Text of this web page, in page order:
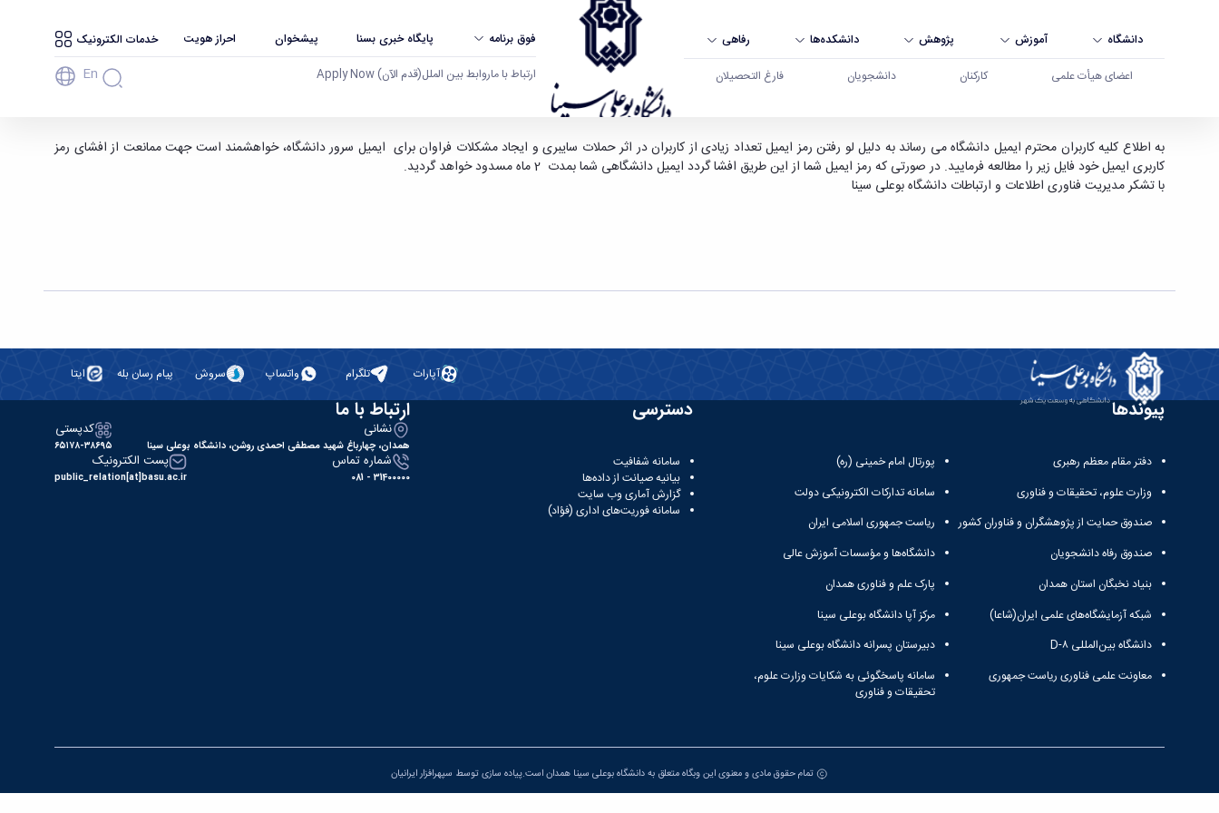
دانشگاه آموزش پژوهش دانشکده‌ها رفاهی
اعضای هیأت علمی کارکنان دانشجویان فارغ التحصیلان
فوق برنامه پایگاه خبری بسنا پیشخوان احراز هویت خدمات الکترونیک
ارتباط با ماروابط بین الملل(قدم الآن) Apply Now En
اطلاعیه مدیریت فناوری اطلاعات و ارتباطات دانشگاه - دانشگاه بوعلی سینا همدان
به اطلاع کلیه کاربران محترم ایمیل دانشگاه می رساند به دلیل لو رفتن رمز ایمیل تعداد زیادی از کاربران در اثر حملات سایبری و ایجاد مشکلات فراوان برای ایمیل سرور دانشگاه، خواهشمند است جهت ممانعت از افشای رمز
کاربری ایمیل خود فایل زیر را مطالعه فرمایید. در صورتی که رمز ایمیل شما از این طریق افشا گردد ایمیل دانشگاهی شما بمدت 2 ماه مسدود خواهد گردید.
با تشکر مدیریت فناوری اطلاعات و ارتباطات دانشگاه بوعلی سینا
آپارات تلگرام واتساپ سروش پیام رسان بله ایتا
پیوندها
دفتر مقام معظم رهبری
وزارت علوم، تحقیقات و فناوری
صندوق حمایت از پژوهشگران و فناوران کشور
صندوق رفاه دانشجویان
بنیاد نخبگان استان همدان
شبکه آزمایشگاه‌های علمی ایران(شاعا)
دانشگاه بین‌المللی D-۸
معاونت علمی فناوری ریاست جمهوری
پورتال امام خمینی (ره)
سامانه تدارکات الکترونیکی دولت
ریاست جمهوری اسلامی ایران
دانشگاه‌ها و مؤسسات آموزش عالی
پارک علم و فناوری همدان
مرکز آپا دانشگاه بوعلی سینا
دبیرستان پسرانه دانشگاه بوعلی سینا
سامانه پاسخگوئی به شکایات وزارت علوم،
تحقیقات و فناوری
دسترسی
سامانه شفافیت
بیانیه صیانت از داده‌ها
گزارش آماری وب‌ سایت
سامانه فوریت‌های اداری (فؤاد)
ارتباط با ما
نشانی
همدان، چهارباغ شهید مصطفی احمدی روشن، دانشگاه بوعلی سینا
کدپستی
۶۵۱۷۸-۳۸۶۹۵
شماره تماس
31400000 - 081
پست الکترونیک
public_relation[at]basu.ac.ir
تمام حقوق مادی و معنوی این وبگاه متعلق به دانشگاه بوعلی سینا همدان است.پیاده سازی توسط سپهرافزار ایرانیان